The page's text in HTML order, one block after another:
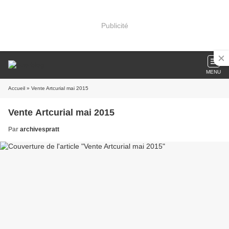
Publicité
MENU
Accueil » Vente Artcurial mai 2015
Vente Artcurial mai 2015
Par archivespratt